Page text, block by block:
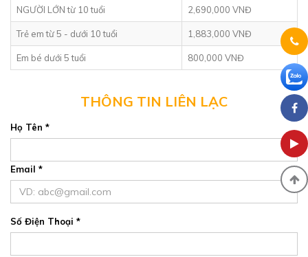
NGƯỜI LỚN từ 10 tuổi 2,690,000 VNĐ
Trẻ em từ 5 - dưới 10 tuổi 1,883,000 VNĐ
Em bé dưới 5 tuổi 800,000 VNĐ
THÔNG TIN LIÊN LẠC
Họ Tên *
Email *
Số Điện Thoại *